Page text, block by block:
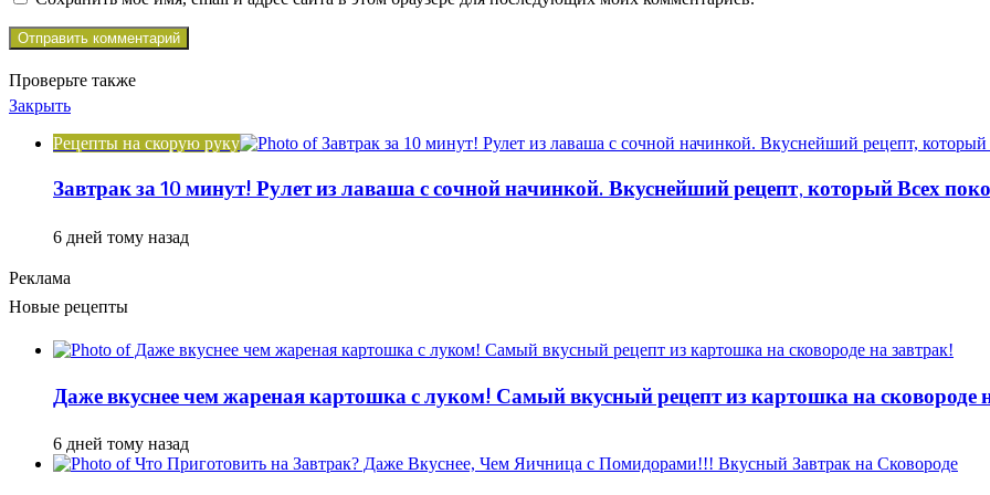
Проверьте также
Закрыть
Рецепты на скорую руку
Завтрак за 10 минут! Рулет из лаваша с сочной начинкой. Вкуснейший рецепт, который Всех
6 дней тому назад
Реклама
Новые рецепты
Даже вкуснее чем жареная картошка с луком! Самый вкусный рецепт из картошка на сковороде
6 дней тому назад